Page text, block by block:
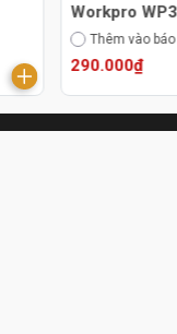
Workpro
Thêm vào
290.000₫